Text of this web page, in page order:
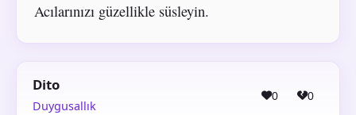
Acılarınızı güzellikle süsleyin.
Dito
Duygusallık
0 0